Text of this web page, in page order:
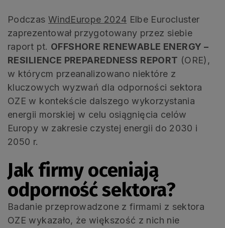
Podczas WindEurope 2024 Elbe Eurocluster
zaprezentował przygotowany przez siebie
raport pt. OFFSHORE RENEWABLE ENERGY –
RESILIENCE PREPAREDNESS REPORT (ORE),
w którycm przeanalizowano niektóre z
kluczowych wyzwań dla odporności sektora
OZE w kontekście dalszego wykorzystania
energii morskiej w celu osiągnięcia celów
Europy w zakresie czystej energii do 2030 i
2050 r.
Jak firmy oceniają
odporność sektora?
Badanie przeprowadzone z firmami z sektora
OZE wykazało, że większość z nich nie